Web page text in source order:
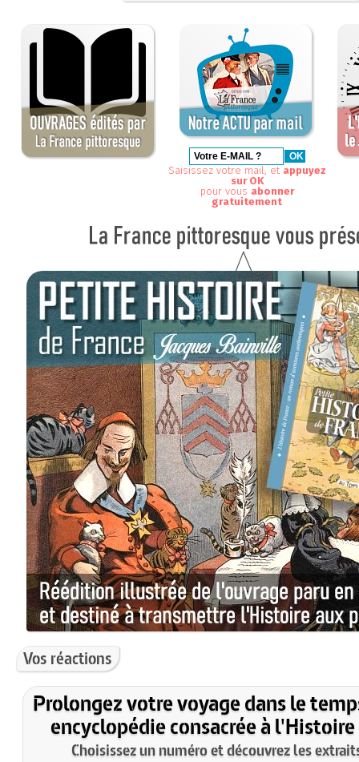
Saisissez votre mail, et appuyez
sur OK
pour vous abonner
gratuitement
Vos réactions
Prolongez votre voyage dans le
encyclopédie consacrée à l'Histoire
Choisissez un numéro et découvrez les